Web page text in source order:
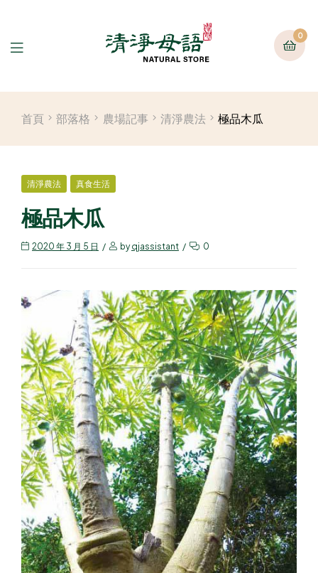
0
首頁 部落格 農場記事 清淨農法 極品木瓜
清淨農法 真食生活
極品木瓜
2020 年 3 月 5 日 byqjassistant 0